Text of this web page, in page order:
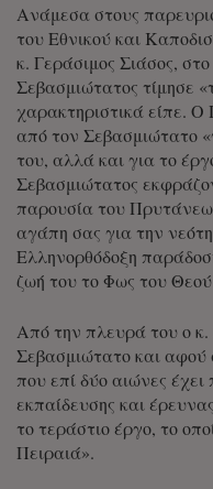
Ανάμεσα στους
του Εθνικού και
κ. Γεράσιμος Σιάσος,
Σεβασμιώτατος τίμησε
χαρακτηριστικά είπε.
από τον Σεβασμιώτατο
του, αλλά και για το
Σεβασμιώτατος
παρουσία του
αγάπη σας για την
Ελληνορθόδοξη
ζωή του το Φως του
Από την πλευρά του ο κ.
Σεβασμιώτατο και
που επί δύο αιώνες
εκπαίδευσης και
το τεράστιο έργο, το
Πειραιά».